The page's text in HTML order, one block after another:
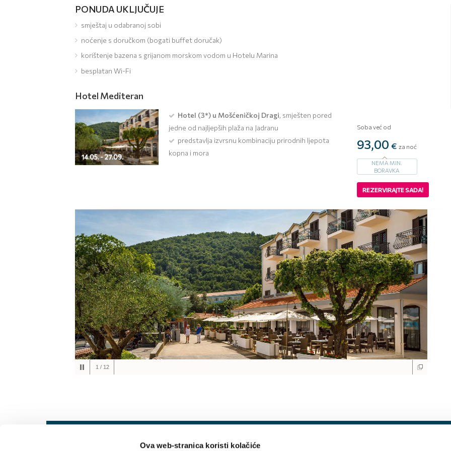
Ova web-stranica koristi kolačiće
PONUDA UKLJUČUJE
smještaj u odabranoj sobi
noćenje s doručkom (bogati buffet doručak)
korištenje bazena s grijanom morskom vodom u Hotelu Marina
besplatan Wi-Fi
Hotel Mediteran
14.05. - 27.09.
Hotel (3*) u Mošćeničkoj Dragi, smješten pored
jedne od najljepših plaža na Jadranu
predstavlja izvrsnu kombinaciju prirodnih ljepota
kopna i mora
Soba već od
93,00 € za noć
NEMA MIN.
BORAVKA
REZERVIRAJTE SADA!
1 / 12